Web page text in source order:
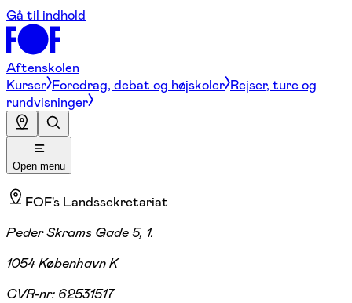
Gå til indhold
Aftenskolen
Kurser Foredrag, debat og højskoler Rejser, ture og
rundvisninger
Open menu
FOF's Landssekretariat
Peder Skrams Gade 5, 1.
1054 København K
CVR-nr: 62531517